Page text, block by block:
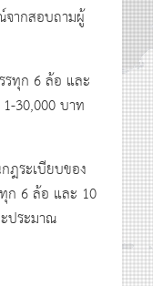
จากสอบถามผู้
รทุก 6 ล้อ และ
30,000 บาท
ฎระเบียบของ
ก 6 ล้อ และ 10
ประมาณ